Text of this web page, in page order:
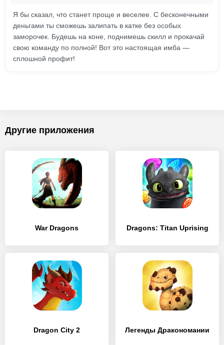
Я бы сказал, что станет проще и веселее. С бесконечными
деньгами ты сможешь залипать в катке без особых
заморочек. Будешь на коне, поднимешь скилл и прокачай
свою команду по полной! Вот это настоящая имба —
сплошной профит!
Другие приложения
War Dragons Dragons: Titan Uprising
Dragon City 2 Легенды Дракономании